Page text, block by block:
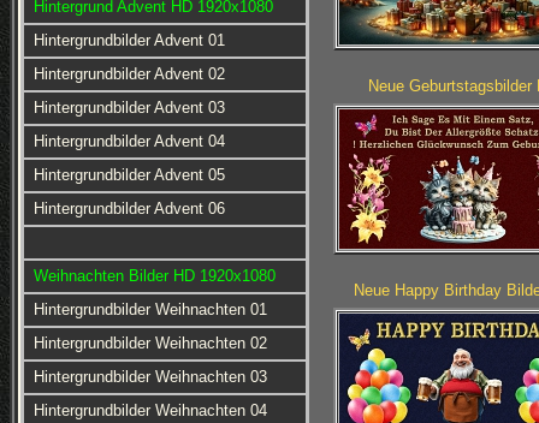
Hintergrund Advent HD 1920x1080
Hintergrundbilder Advent 01
Hintergrundbilder Advent 02
Hintergrundbilder Advent 03
Hintergrundbilder Advent 04
Hintergrundbilder Advent 05
Hintergrundbilder Advent 06
Weihnachten Bilder HD 1920x1080
Hintergrundbilder Weihnachten 01
Hintergrundbilder Weihnachten 02
Hintergrundbilder Weihnachten 03
Hintergrundbilder Weihnachten 04
Neue Geburtstagsbilder
Neue Happy Birthday